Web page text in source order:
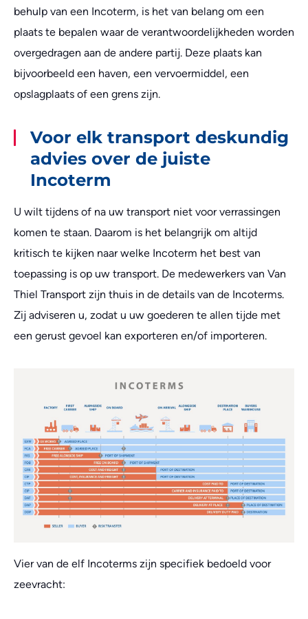
behulp van een Incoterm, is het van belang om een
plaats te bepalen waar de verantwoordelijkheden worden
overgedragen aan de andere partij. Deze plaats kan
bijvoorbeeld een haven, een vervoermiddel, een
opslagplaats of een grens zijn.
Voor elk transport deskundig
advies over de juiste
Incoterm
U wilt tijdens of na uw transport niet voor verrassingen
komen te staan. Daarom is het belangrijk om altijd
kritisch te kijken naar welke Incoterm het best van
toepassing is op uw transport. De medewerkers van Van
Thiel Transport zijn thuis in de details van de Incoterms.
Zij adviseren u, zodat u uw goederen te allen tijde met
een gerust gevoel kan exporteren en/of importeren.
Vier van de elf Incoterms zijn specifiek bedoeld voor
zeevracht: